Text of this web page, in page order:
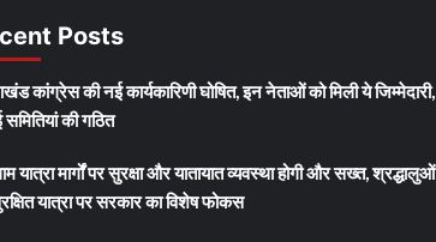
Posts
कांग्रेस की नई कार्यकारिणी घोषित, इन नेताओं को मिली ये जिम्मेदारी,
की गठित
यात्रा मार्गों पर सुरक्षा और यातायात व्यवस्था होगी और सख्त, श्रद्धालुओं
यात्रा पर सरकार का विशेष फोकस